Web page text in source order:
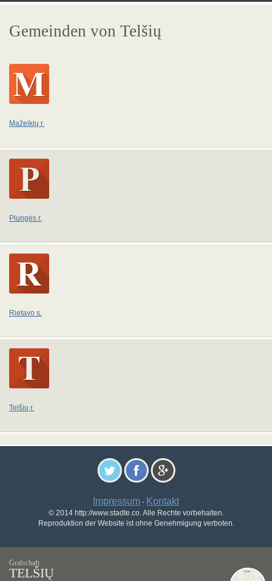
Gemeinden von Telšių
Mažeikių r.
Plungės r.
Rietavo s.
Telšių r.
Impressum - Kontakt
© 2014 http://www.stadte.co. Alle Rechte vorbehalten.
Reproduktion der Website ist ohne Genehmigung verboten.
Grafschaft
TELŠIŲ